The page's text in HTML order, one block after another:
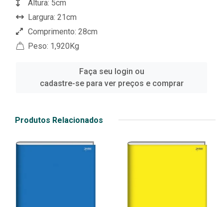
Altura: 5cm
Largura: 21cm
Comprimento: 28cm
Peso: 1,920Kg
Faça seu login ou
cadastre-se para ver preços e comprar
Produtos Relacionados